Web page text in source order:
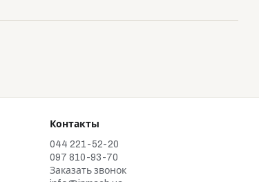
Контакты
044 221-52-20
097 810-93-70
Заказать звонок